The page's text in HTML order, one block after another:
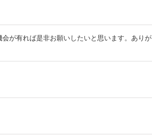
が有れば是非お願いしたいと思います。ありが